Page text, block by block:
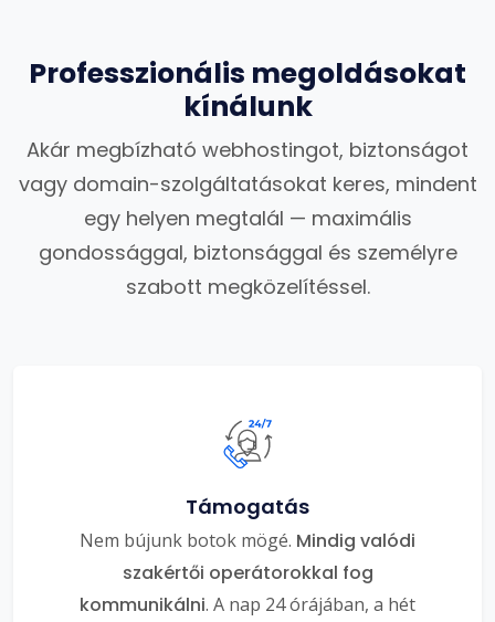
Professzionális megoldásokat
kínálunk
Akár megbízható webhostingot, biztonságot
vagy domain-szolgáltatásokat keres, mindent
egy helyen megtalál — maximális
gondossággal, biztonsággal és személyre
szabott megközelítéssel.
Támogatás
Nem bújunk botok mögé. Mindig valódi
szakértői operátorokkal fog
kommunikálni. A nap 24 órájában, a hét